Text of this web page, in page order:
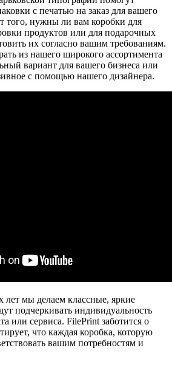
с печатью на заказ для вашего
того, нужны ли вам коробки для
продуктов или для подарочных
их согласно вашим требованиям.
из нашего широкого ассортимента
вариант для вашего бизнеса или
с помощью нашего дизайнера.
мы делаем классные, яркие
подчеркивать индивидуальность
или сервиса. FilePrint заботится о
что каждая коробка, которую
вашим потребностям и